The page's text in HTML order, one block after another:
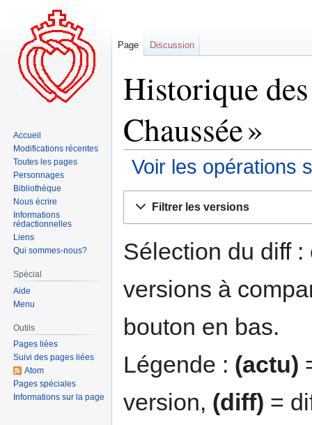
Historique
Chaussée »
Voir les opérations
navigation
recherche
Filtrer les versions
Sélection du diff
versions à
bouton en bas.
Légende : (actu)
version, (diff) =
Page Discussion
Accueil
Modifications récentes
Toutes les pages
Personnages
Bibliothèque
Nous écrire
Informations
rédactionnelles
Liens
Qui sommes-nous?
Spécial
Aide
Menu
Outils
Pages liées
Suivi des pages liées
Atom
Pages spéciales
Informations sur la page